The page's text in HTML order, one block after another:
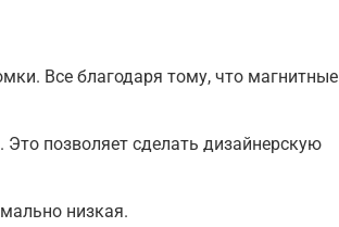
Все благодаря тому, что магнитные
позволяет сделать дизайнерскую
низкая.